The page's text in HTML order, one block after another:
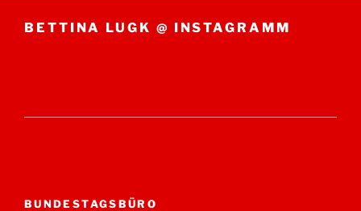
BETTINA LUGK @ INSTAGRAMM
BUNDESTAGSBÜRO